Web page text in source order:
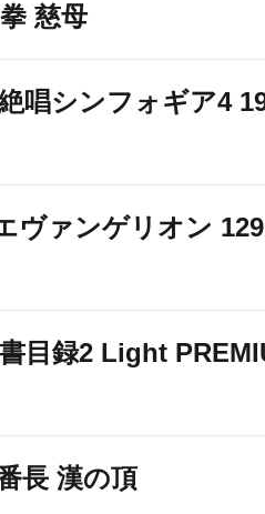
慈母
唱シンフォギア4
ヴァンゲリオン 129
目録2 Light
長 漢の頂